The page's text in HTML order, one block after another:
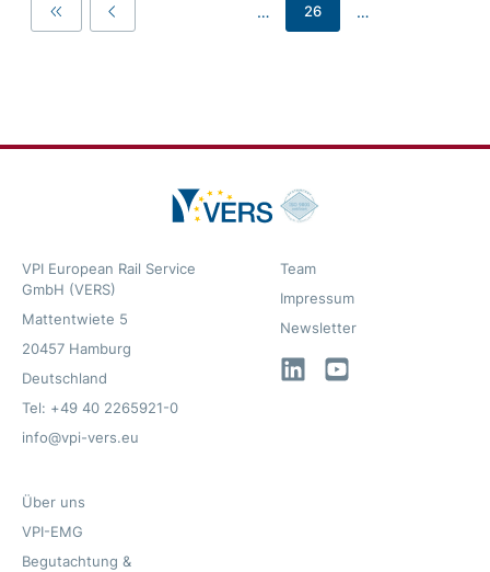
First Previous
… 26 …
VPI European Rail Service
GmbH (VERS)
Mattentwiete 5
20457 Hamburg
Deutschland
Tel: +49 40 2265921-0
info@vpi-vers.eu
Team
Impressum
Newsletter
LinkedInYouTube
Über uns
VPI-EMG
Begutachtung &